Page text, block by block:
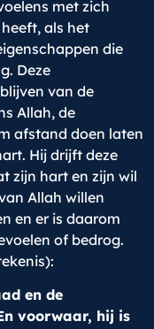
met zich
als het
die
Deze
van de
Allah, de
afstand doen laten
Hij drijft deze
zijn hart en zijn wil
Allah willen
en er is daarom
of bedrog.
en de
voorwaar, hij is